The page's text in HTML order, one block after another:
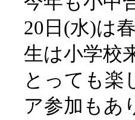
20日(水)は
生は小学校
とっても楽
ア参加もあ